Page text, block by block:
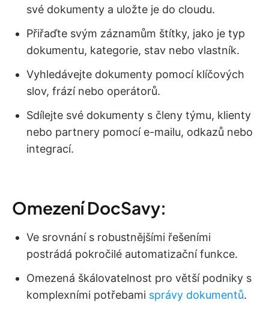
své dokumenty a uložte je do cloudu.
Přiřaďte svým záznamům štítky, jako je typ
dokumentu, kategorie, stav nebo vlastník.
Vyhledávejte dokumenty pomocí klíčových
slov, frází nebo operátorů.
Sdílejte své dokumenty s členy týmu, klienty
nebo partnery pomocí e-mailu, odkazů nebo
integrací.
Omezení DocSavy:
Ve srovnání s robustnějšími řešeními
postrádá pokročilé automatizační funkce.
Omezená škálovatelnost pro větší podniky s
komplexními potřebami správy dokumentů.